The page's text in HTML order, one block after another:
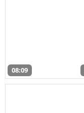
08:09